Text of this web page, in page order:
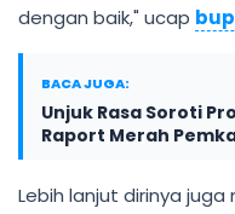
dengan baik," ucap
BACA JUGA:
Unjuk Rasa Soroti
Raport Merah
Lebih lanjut dirinya